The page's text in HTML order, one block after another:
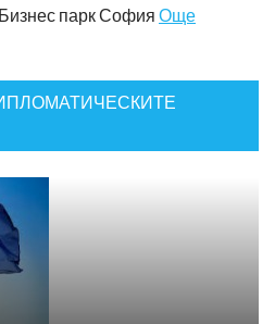
парк София Още